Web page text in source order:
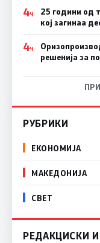
4Ч
25 години од
кој загинаа
4Ч
решенија за
РУБРИКИ
ЕКОНОМИЈА
МАКЕДОНИЈА
СВЕТ
РЕДАКЦИСКИ